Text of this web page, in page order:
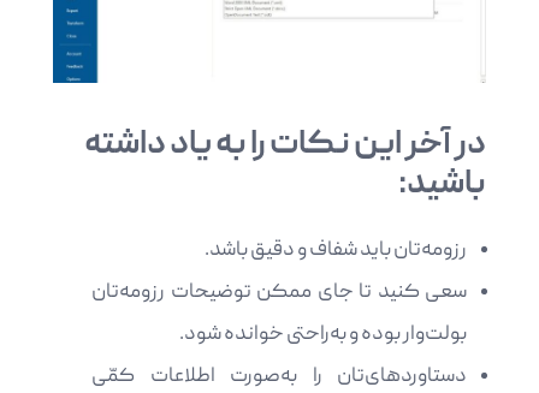
در آخر این نکات را به یاد داشته
باشید:
رزومه‌تان باید شفاف و دقیق باشد.
سعی کنید تا جای ممکن توضیحات رزومه‌تان
بولت‌وار بوده و به‌راحتی خوانده شود.
دستاوردهای‌تان را به‌صورت اطلاعات کمّی